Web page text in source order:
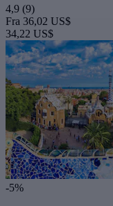
4,9 (9)
Fra 36,02 US$
34,22 US$
-5%